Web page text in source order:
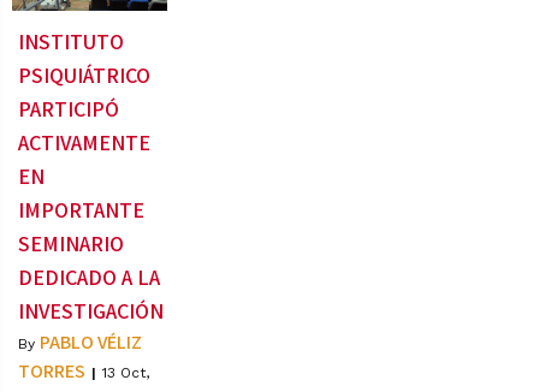
INSTITUTO
PSIQUIÁTRICO
PARTICIPÓ
ACTIVAMENTE
EN
IMPORTANTE
SEMINARIO
DEDICADO A LA
INVESTIGACIÓN
By PABLO VÉLIZ
TORRES | 13 Oct,